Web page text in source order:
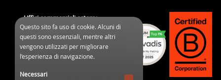
Uffici commerciali estero:
3 Cours des Clos Durs
03800 Gannat (France)
commercial@ppifrance.com
Questo sito fa uso di cookie. Alcuni di
questi sono essenziali, mentre altri
vengono utilizzati per migliorare
l’esperienza di navigazione.
Necessari